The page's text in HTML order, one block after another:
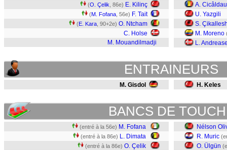
(O. Çelik , 86e) E. Kilinç
(M. Fofana , 56e) F. Tait
(E. Kara , 90+2e) O. Ntcham
C. Holse
M. Mouandilmadji
A. Cicâldau
U. Yazgili
S.
M. Moreno
L.
ENTRAINEURS
M. Gisdol H. Keles
BANCS DE
(entré à la 56e) M. Fofana
(entré à la 86e) L. Dimata
(entré à la 86e) O. Çelik
Nélson
R. Muric
O. Ülgün